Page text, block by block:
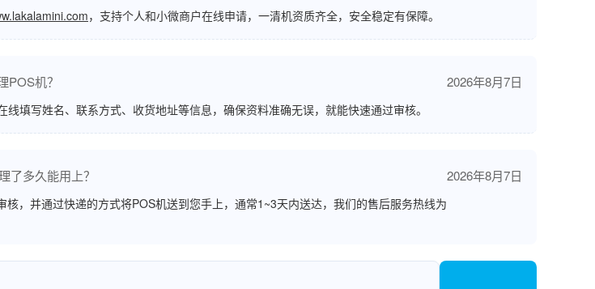
，支持个人和小微商户在线申请，一清机资质齐全，安全稳定有保障。
POS机？ 2026年8月7日
填写姓名、联系方式、收货地址等信息，确保资料准确无误，就能快速通过审核。
了多久能用上？ 2026年8月7日
，并通过快递的方式将POS机送到您手上，通常1~3天内送达，我们的售后服务热线为